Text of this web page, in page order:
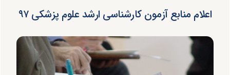
اعلام منابع آزمون کارشناسی ارشد علوم پزشکی ۹۷